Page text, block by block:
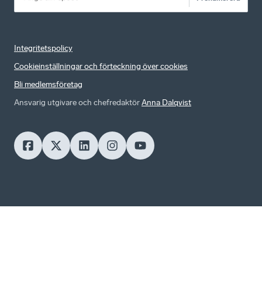
Integritetspolicy
Cookieinställningar och förteckning över cookies
Bli medlemsföretag
Ansvarig utgivare och chefredaktörAnna Dalqvist